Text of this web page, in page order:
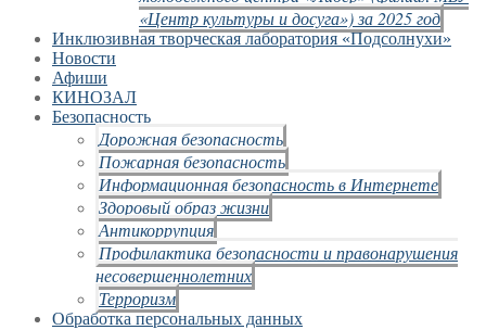
«Центр культуры и досуга») за 2025 год
Инклюзивная творческая лаборатория «Подсолнухи»
Новости
Афиши
КИНОЗАЛ
Безопасность
Дорожная безопасность
Пожарная безопасность
Информационная безопасность в Интернете
Здоровый образ жизни
Антикоррупция
Профилактика безопасности и правонарушения
несовершеннолетних
Терроризм
Обработка персональных данных